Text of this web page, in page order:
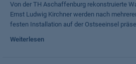
Von der TH Aschaffenburg rekonstruierte
Ernst Ludwig Kirchner werden nach
festen Installation auf der Ostseeinsel
Weiterlesen